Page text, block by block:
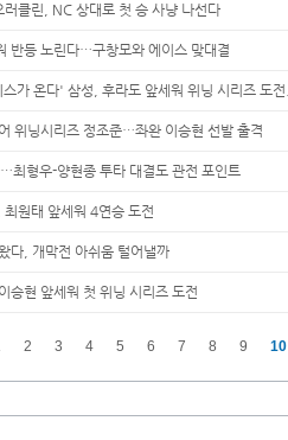
클린, NC 상대로 첫 승 사냥 나선다
반등 노린다…구창모와 에이스 맞대결
가 온다' 삼성, 후라도 앞세워 위닝 시리즈 도전..
위닝시리즈 정조준…좌완 이승현 선발 출격
최형우-양현종 투타 대결도 관전 포인트
최원태 앞세워 4연승 도전
다, 개막전 아쉬움 털어낼까
승현 앞세워 첫 위닝 시리즈 도전
2 3 4 5 6 7 8 9 10